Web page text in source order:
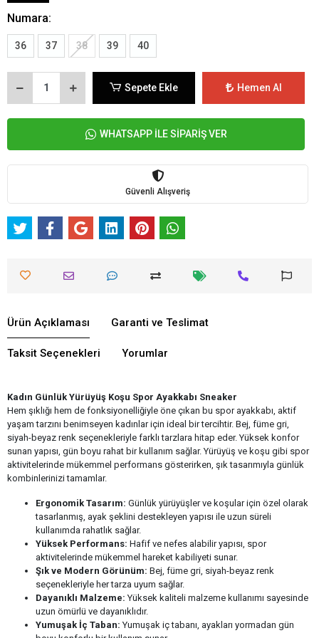
Numara:
36 37 38 39 40
Sepete Ekle Hemen Al
WHATSAPP İLE SİPARİŞ VER
Güvenli Alışveriş
Ürün Açıklaması Garanti ve Teslimat
Taksit Seçenekleri Yorumlar
Kadın Günlük Yürüyüş Koşu Spor Ayakkabı Sneaker
Hem şıklığı hem de fonksiyonelliğiyle öne çıkan bu spor ayakkabı, aktif
yaşam tarzını benimseyen kadınlar için ideal bir tercihtir. Bej, füme gri,
siyah-beyaz renk seçenekleriyle farklı tarzlara hitap eder. Yüksek konfor
sunan yapısı, gün boyu rahat bir kullanım sağlar. Yürüyüş ve koşu gibi spor
aktivitelerinde mükemmel performans gösterirken, şık tasarımıyla günlük
kombinlerinizi tamamlar.
Ergonomik Tasarım: Günlük yürüyüşler ve koşular için özel olarak
tasarlanmış, ayak şeklini destekleyen yapısı ile uzun süreli
kullanımda rahatlık sağlar.
Yüksek Performans: Hafif ve nefes alabilir yapısı, spor
aktivitelerinde mükemmel hareket kabiliyeti sunar.
Şık ve Modern Görünüm: Bej, füme gri, siyah-beyaz renk
seçenekleriyle her tarza uyum sağlar.
Dayanıklı Malzeme: Yüksek kaliteli malzeme kullanımı sayesinde
uzun ömürlü ve dayanıklıdır.
Yumuşak İç Taban: Yumuşak iç tabanı, ayakları yormadan gün